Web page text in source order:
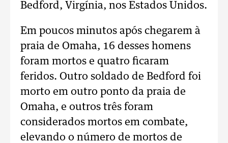
Bedford, Virgínia, nos Estados Unidos.
Em poucos minutos após chegarem à
praia de Omaha, 16 desses homens
foram mortos e quatro ficaram
feridos. Outro soldado de Bedford foi
morto em outro ponto da praia de
Omaha, e outros três foram
considerados mortos em combate,
elevando o número de mortos de